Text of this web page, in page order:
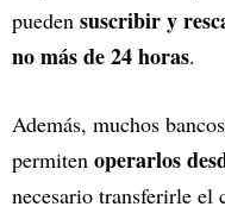
pueden suscribir y
no más de 24 horas.
Además, muchos
permiten operarlos
necesario transferirle el